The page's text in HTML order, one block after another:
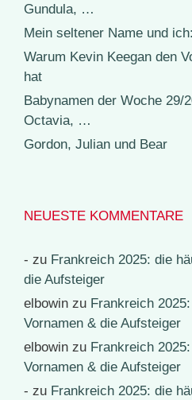
Gundula, …
Mein seltener Name und
Warum Kevin Keegan den
hat
Babynamen der Woche 29/
Octavia, …
Gordon, Julian und Bear
NEUESTE KOMMENTARE
- zu Frankreich 2025: die
die Aufsteiger
elbowin zu Frankreich
Vornamen & die Aufsteiger
elbowin zu Frankreich
Vornamen & die Aufsteiger
- zu Frankreich 2025: die